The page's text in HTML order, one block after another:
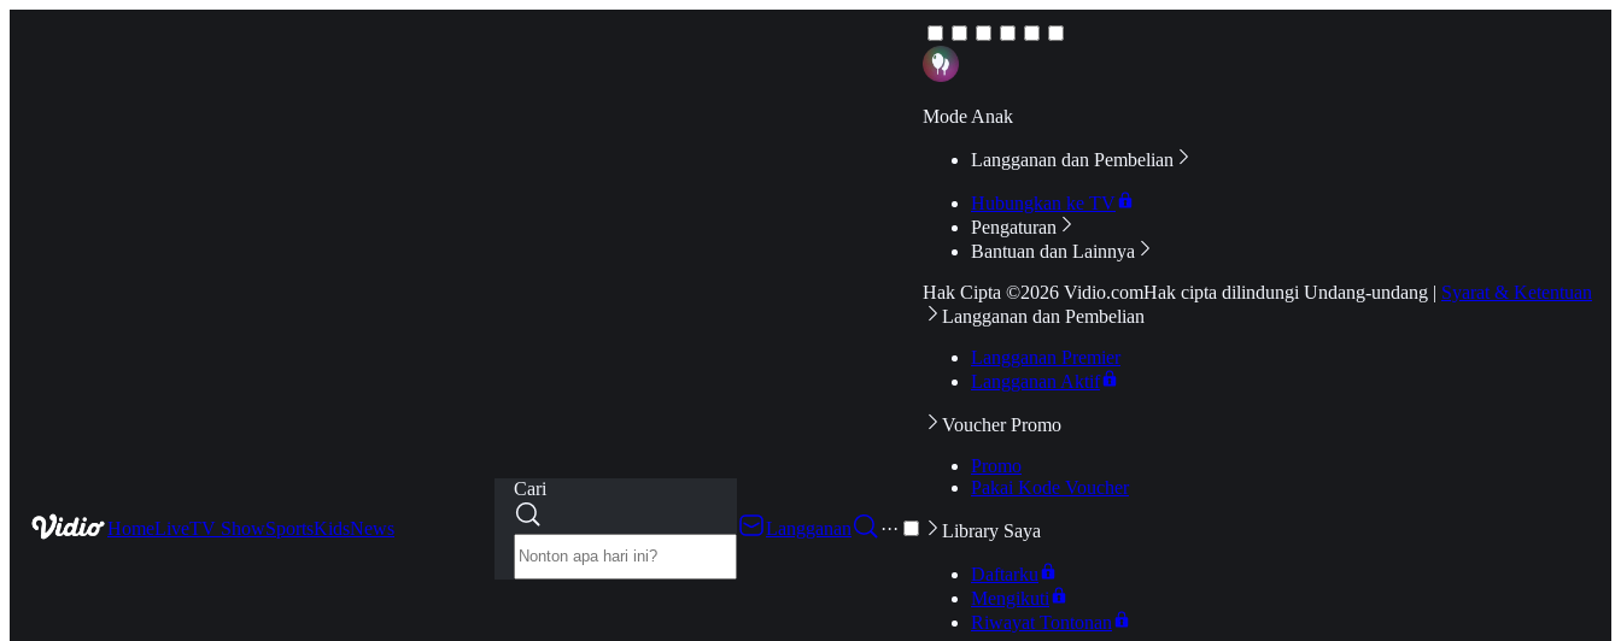
HomeLiveTV ShowSportsKidsNews
Cari
Langganan
···
Mode Anak
Langganan dan Pembelian
Hubungkan ke TV
Pengaturan
Bantuan dan Lainnya
Hak Cipta ©2026 Vidio.comHak cipta dilindungi Undang-undang | Syarat & Ketentuan
Langganan dan Pembelian
Langganan Premier
Langganan Aktif
Voucher Promo
Promo
Pakai Kode Voucher
Library Saya
Daftarku
Mengikuti
Riwayat Tontonan